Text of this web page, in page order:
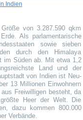
Indien
von 3.287.590 qkm
Als parlamentarische
sowie sieben
durch den Himalaya
im Süden ab. Mit etwa 1,2
Land und der
von Indien ist Neu-
13 Millionen Einwohnern
Freiwilligen besteht, da
Heer der Welt. Die
dazu kommen 800.000
Verbände.